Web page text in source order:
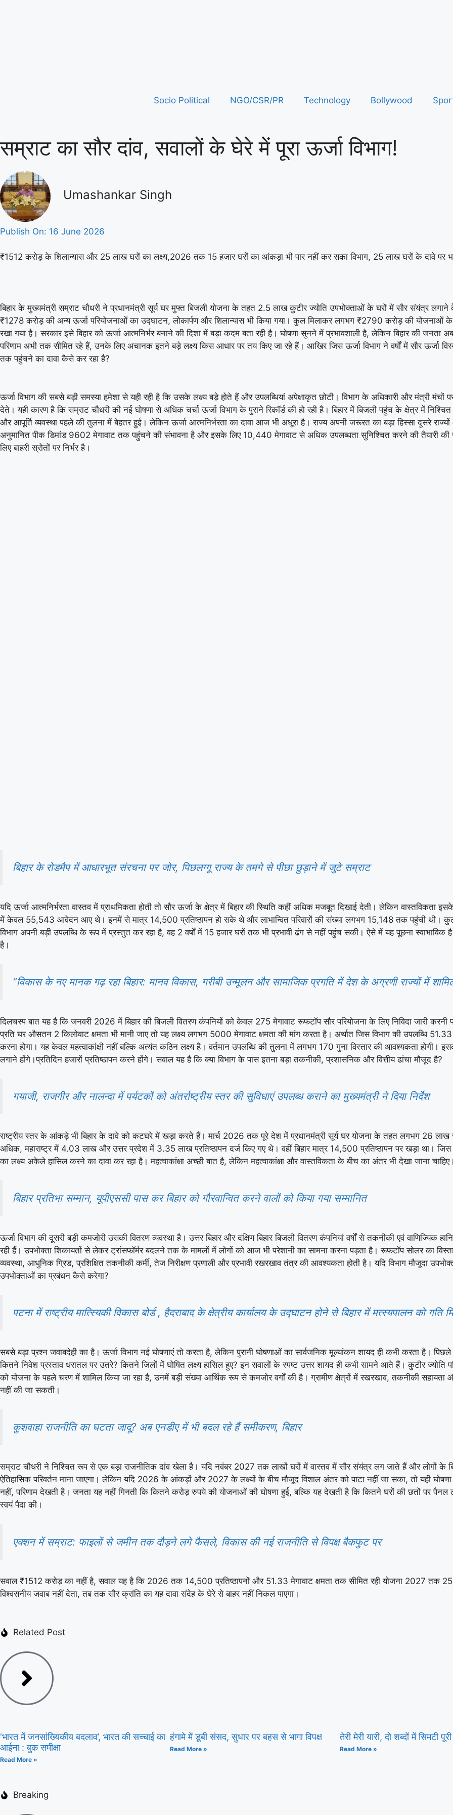
Socio Political NGO/CSR/PR Technology Bollywood
सम्राट का सौर दांव, सवालों के घेरे में पूरा ऊर्जा विभाग!
Umashankar Singh
Publish On: 16 June 2026
₹1512 करोड़ के शिलान्यास और 25 लाख घरों का लक्ष्य,2026 तक 15 हजार घरों का आंकड़ा भी पार नहीं कर सका विभाग, 25 लाख घरों के दावे पर
बिहार के मुख्यमंत्री सम्राट चौधरी ने प्रधानमंत्री सूर्य घर मुफ्त बिजली योजना के तहत 2.5 लाख कुटीर ज्योति उपभोक्ताओं के घरों में सौर संयंत्र
₹1278 करोड़ की अन्य ऊर्जा परियोजनाओं का उद्घाटन, लोकार्पण और शिलान्यास भी किया गया। कुल मिलाकर लगभग ₹2790 करोड़ की
रखा गया है। सरकार इसे बिहार को ऊर्जा आत्मनिर्भर बनाने की दिशा में बड़ा कदम बता रही है। घोषणा सुनने में प्रभावशाली है, लेकिन बिहार की
परिणाम अभी तक सीमित रहे हैं, उनके लिए अचानक इतने बड़े लक्ष्य किस आधार पर तय किए जा रहे हैं। आखिर जिस ऊर्जा विभाग ने वर्षों में सौर ऊर्जा
तक पहुंचने का दावा कैसे कर रहा है?
ऊर्जा विभाग की सबसे बड़ी समस्या हमेशा से यही रही है कि उसके लक्ष्य बड़े होते हैं और उपलब्धियां अपेक्षाकृत छोटी। विभाग के अधिकारी और मंत्री
देते। यही कारण है कि सम्राट चौधरी की नई घोषणा से अधिक चर्चा ऊर्जा विभाग के पुराने रिकॉर्ड की हो रही है। बिहार में बिजली पहुंच के क्षेत्र में
और आपूर्ति व्यवस्था पहले की तुलना में बेहतर हुई। लेकिन ऊर्जा आत्मनिर्भरता का दावा आज भी अधूरा है। राज्य अपनी जरूरत का बड़ा हिस्सा दूसरे
अनुमानित पीक डिमांड 9602 मेगावाट तक पहुंचने की संभावना है और इसके लिए 10,440 मेगावाट से अधिक उपलब्धता सुनिश्चित करने की तैयारी की
लिए बाहरी स्रोतों पर निर्भर है।
बिहार के रोडमैप में आधारभूत संरचना पर जोर, पिछलग्गू राज्य के तमगे से पीछा छुड़ाने में जुटे सम्राट
यदि ऊर्जा आत्मनिर्भरता वास्तव में प्राथमिकता होती तो सौर ऊर्जा के क्षेत्र में बिहार की स्थिति कहीं अधिक मजबूत दिखाई देती। लेकिन
में केवल 55,543 आवेदन आए थे। इनमें से मात्र 14,500 प्रतिष्ठापन हो सके थे और लाभान्वित परिवारों की संख्या लगभग 15,148 तक पहुंची थी।
विभाग अपनी बड़ी उपलब्धि के रूप में प्रस्तुत कर रहा है, वह 2 वर्षों में 15 हजार घरों तक भी प्रभावी ढंग से नहीं पहुंच सकी। ऐसे में यह पूछना
है।
“विकास के नए मानक गढ़ रहा बिहार: मानव विकास, गरीबी उन्मूलन और सामाजिक प्रगति में देश के अग्रणी राज्यों में
दिलचस्प बात यह है कि जनवरी 2026 में बिहार की बिजली वितरण कंपनियों को केवल 275 मेगावाट रूफटॉप सौर परियोजना के लिए निविदा जारी
प्रति घर औसतन 2 किलोवाट क्षमता भी मानी जाए तो यह लक्ष्य लगभग 5000 मेगावाट क्षमता की मांग करता है। अर्थात जिस विभाग की उपलब्धि
करना होगा। यह केवल महत्वाकांक्षी नहीं बल्कि अत्यंत कठिन लक्ष्य है। वर्तमान उपलब्धि की तुलना में लगभग 170 गुना विस्तार की आवश्यकता
लगाने होंगे।प्रतिदिन हजारों प्रतिष्ठापन करने होंगे। सवाल यह है कि क्या विभाग के पास इतना बड़ा तकनीकी, प्रशासनिक और वित्तीय ढांचा मौजूद है?
गयाजी, राजगीर और नालन्दा में पर्यटकों को अंतर्राष्ट्रीय स्तर की सुविधाएं उपलब्ध कराने का मुख्यमंत्री ने दिया निर्देश
राष्ट्रीय स्तर के आंकड़े भी बिहार के दावे को कटघरे में खड़ा करते हैं। मार्च 2026 तक पूरे देश में प्रधानमंत्री सूर्य घर योजना के तहत लगभग 26
अधिक, महाराष्ट्र में 4.03 लाख और उत्तर प्रदेश में 3.35 लाख प्रतिष्ठापन दर्ज किए गए थे। वहीं बिहार मात्र 14,500 प्रतिष्ठापन पर खड़ा था।
का लक्ष्य अकेले हासिल करने का दावा कर रहा है। महत्वाकांक्षा अच्छी बात है, लेकिन महत्वाकांक्षा और वास्तविकता के बीच का अंतर भी देखा जाना चाहिए।
बिहार प्रतिभा सम्मान, यूपीएससी पास कर बिहार को गौरवान्वित करने वालों को किया गया सम्मानित
ऊर्जा विभाग की दूसरी बड़ी कमजोरी उसकी वितरण व्यवस्था है। उत्तर बिहार और दक्षिण बिहार बिजली वितरण कंपनियां वर्षों से तकनीकी एवं वाणिज्यिक
रही हैं। उपभोक्ता शिकायतों से लेकर ट्रांसफॉर्मर बदलने तक के मामलों में लोगों को आज भी परेशानी का सामना करना पड़ता है। रूफटॉप सोलर का
व्यवस्था, आधुनिक ग्रिड, प्रशिक्षित तकनीकी कर्मी, तेज निरीक्षण प्रणाली और प्रभावी रखरखाव तंत्र की आवश्यकता होती है। यदि विभाग मौजूदा
उपभोक्ताओं का प्रबंधन कैसे करेगा?
पटना में राष्ट्रीय मात्स्यिकी विकास बोर्ड , हैदराबाद के क्षेत्रीय कार्यालय के उद्घाटन होने से बिहार में मत्स्यपालन को गति
सबसे बड़ा प्रश्न जवाबदेही का है। ऊर्जा विभाग नई घोषणाएं तो करता है, लेकिन पुरानी घोषणाओं का सार्वजनिक मूल्यांकन शायद ही कभी करता है। पिछले
कितने निवेश प्रस्ताव धरातल पर उतरे? कितने जिलों में घोषित लक्ष्य हासिल हुए? इन सवालों के स्पष्ट उत्तर शायद ही कभी सामने आते हैं। कुटीर ज्योति
को योजना के पहले चरण में शामिल किया जा रहा है, उनमें बड़ी संख्या आर्थिक रूप से कमजोर वर्गों की है। ग्रामीण क्षेत्रों में रखरखाव, तकनीकी
नहीं की जा सकती।
कुशवाहा राजनीति का घटता जादू? अब एनडीए में भी बदल रहे हैं समीकरण, बिहार
सम्राट चौधरी ने निश्चित रूप से एक बड़ा राजनीतिक दांव खेला है। यदि नवंबर 2027 तक लाखों घरों में वास्तव में सौर संयंत्र लग जाते हैं और लोगों के
ऐतिहासिक परिवर्तन माना जाएगा। लेकिन यदि 2026 के आंकड़ों और 2027 के लक्ष्यों के बीच मौजूद विशाल अंतर को पाटा नहीं जा सका, तो यही
नहीं, परिणाम देखती है। जनता यह नहीं गिनती कि कितने करोड़ रुपये की योजनाओं की घोषणा हुई, बल्कि यह देखती है कि कितने घरों की छतों पर पैनल
स्वयं पैदा की।
एक्शन में सम्राट: फाइलों से जमीन तक दौड़ने लगे फैसले, विकास की नई राजनीति से विपक्ष बैकफुट पर
सवाल ₹1512 करोड़ का नहीं है, सवाल यह है कि 2026 तक 14,500 प्रतिष्ठापनों और 51.33 मेगावाट क्षमता तक सीमित रही योजना 2027 तक
विश्वसनीय जवाब नहीं देता, तब तक सौर क्रांति का यह दावा संदेह के घेरे से बाहर नहीं निकल पाएगा।
Related Post
‘भारत में जनसांख्यिकीय बदलाव’, भारत की सच्चाई का
आईना : बुक समीक्षा
Read More »
हंगामे में डूबी संसद, सुधार पर बहस से भागा विपक्ष
Read More »
तेरी मेरी यारी, दो शब्दों में सिमटी
Read More »
Breaking